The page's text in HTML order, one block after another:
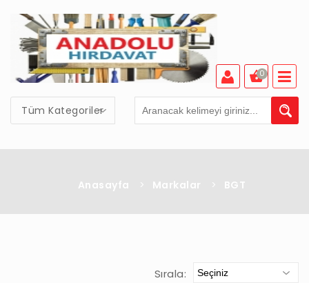
Tüm Kategoriler
0
Anasayfa > Markalar > BGT
Sırala: